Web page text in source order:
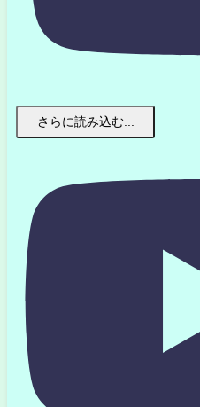
さらに読み込む...